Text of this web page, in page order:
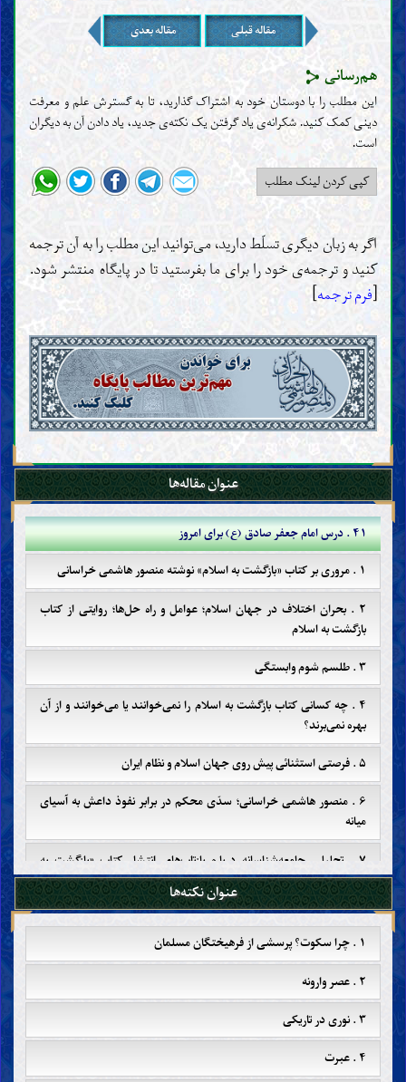
مقاله قبلی مقاله بعدی
هم‌رسانی
این مطلب را با دوستان خود به اشتراک گذارید، تا به گسترش علم و معرفت
دینی کمک کنید. شکرانه‌ی یاد گرفتن یک نکته‌ی جدید، یاد دادن آن به دیگران
است‌.
کپی کردن لینک مطلب
اگر به زبان دیگری تسلّط دارید، می‌توانید این مطلب را به آن ترجمه
کنید و ترجمه‌ی خود را برای ما بفرستید تا در پایگاه منتشر شود.
[فرم ترجمه]
عنوان مقاله‌ها
۴۱ . درس امام جعفر صادق (ع) برای امروز
۱ . مروری بر کتاب «بازگشت به اسلام» نوشته منصور هاشمی خراسانی
۲ . بحران اختلاف در جهان اسلام؛ عوامل و راه حل‌ها؛ روایتی از کتاب
بازگشت به اسلام
۳ . طلسم شوم وابستگی
۴ . چه کسانی کتاب بازگشت به اسلام را نمی‌خوانند یا می‌خوانند و از آن
بهره نمی‌برند؟
۵ . فرصتی استثنائی پیش روی جهان اسلام و نظام ایران
۶ . منصور هاشمی خراسانی؛ سدّی محکم در برابر نفوذ داعش به آسیای
میانه
۷ . تحلیلی جامعه‌شناسانه درباره بازتاب‌های انتشار کتاب «بازگشت به
اسلام» در جامعه ایران
۸ . مهدی؛ محور اتّحاد مسلمین
۹ . سیطره‌ی منافقان بر جهان اسلام
۱۰ . انحطاط اخلاقی در جامعه ایران
۱۱ . منصور هاشمی خراسانی؛ زداینده‌ی بدعت‌ها از اسلام
۱۲ . جهان اسلام در فرایند دو قطبی شدن
عنوان نکته‌ها
۱ . چرا سکوت؟ پرسشی از فرهیختگان مسلمان
۲ . عصر وارونه
۳ . نوری در تاریکی
۴ . عبرت